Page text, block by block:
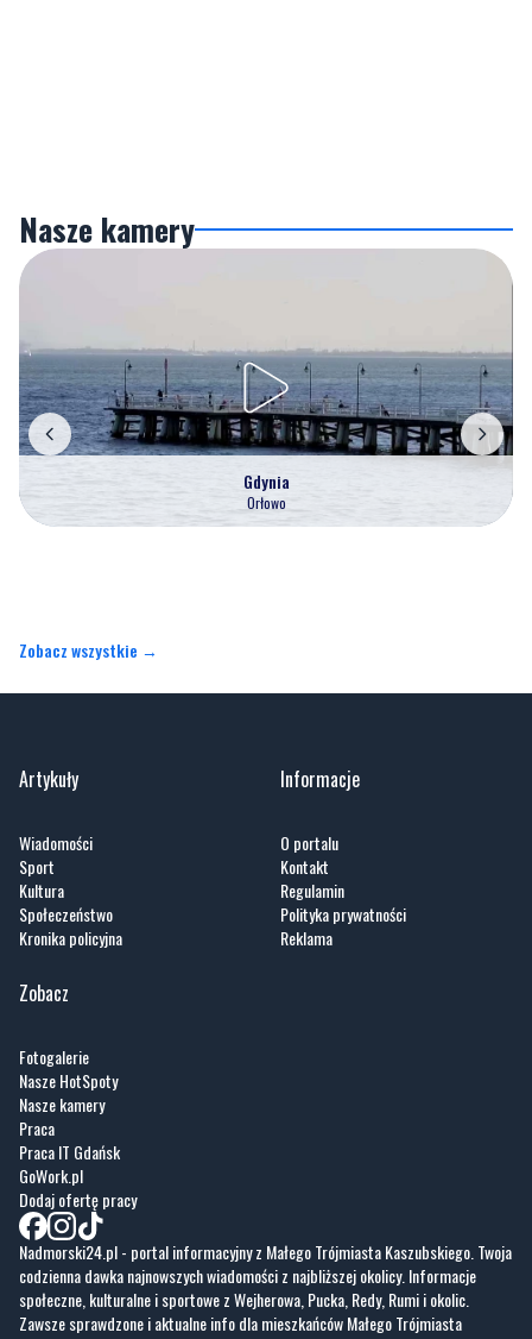
Nasze kamery
Gdynia
Orłowo
Zobacz wszystkie →
Artykuły
Wiadomości
Sport
Kultura
Społeczeństwo
Kronika policyjna
Informacje
O portalu
Kontakt
Regulamin
Polityka prywatności
Reklama
Zobacz
Fotogalerie
Nasze HotSpoty
Nasze kamery
Praca
Praca IT Gdańsk
GoWork.pl
Dodaj ofertę pracy
Nadmorski24.pl - portal informacyjny z Małego Trójmiasta Kaszubskiego. Twoja
codzienna dawka najnowszych wiadomości z najbliższej okolicy. Informacje
społeczne, kulturalne i sportowe z Wejherowa, Pucka, Redy, Rumi i okolic.
Zawsze sprawdzone i aktualne info dla mieszkańców Małego Trójmiasta